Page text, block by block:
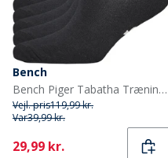
Bench
Bench Piger Tabatha Trænings sokker Sort
Vejl. pris119,99 kr.
Var39,99 kr.
Current
29,99 kr.